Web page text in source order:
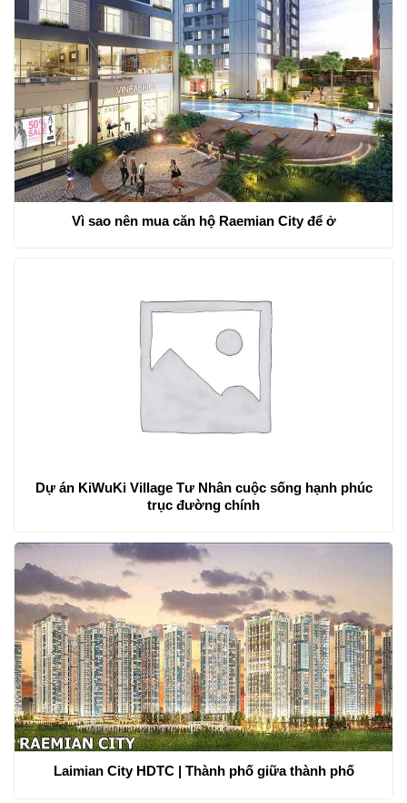
Vì sao nên mua căn hộ Raemian City để ở
Dự án KiWuKi Village Tư Nhân cuộc sống hạnh phúc
trục đường chính
Laimian City HDTC | Thành phố giữa thành phố